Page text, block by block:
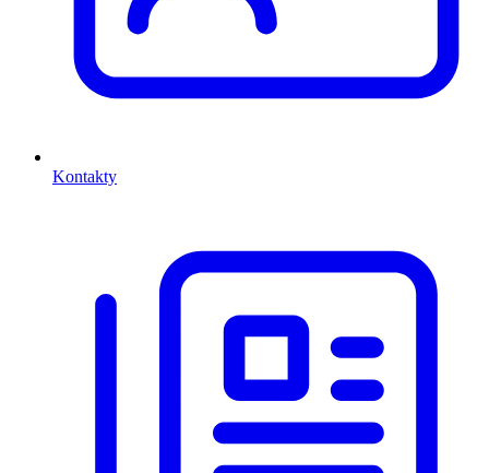
Kontakty